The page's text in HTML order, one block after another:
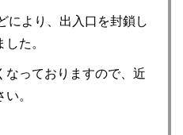
により、出入口を封鎖し
た。
なっておりますので、近
。